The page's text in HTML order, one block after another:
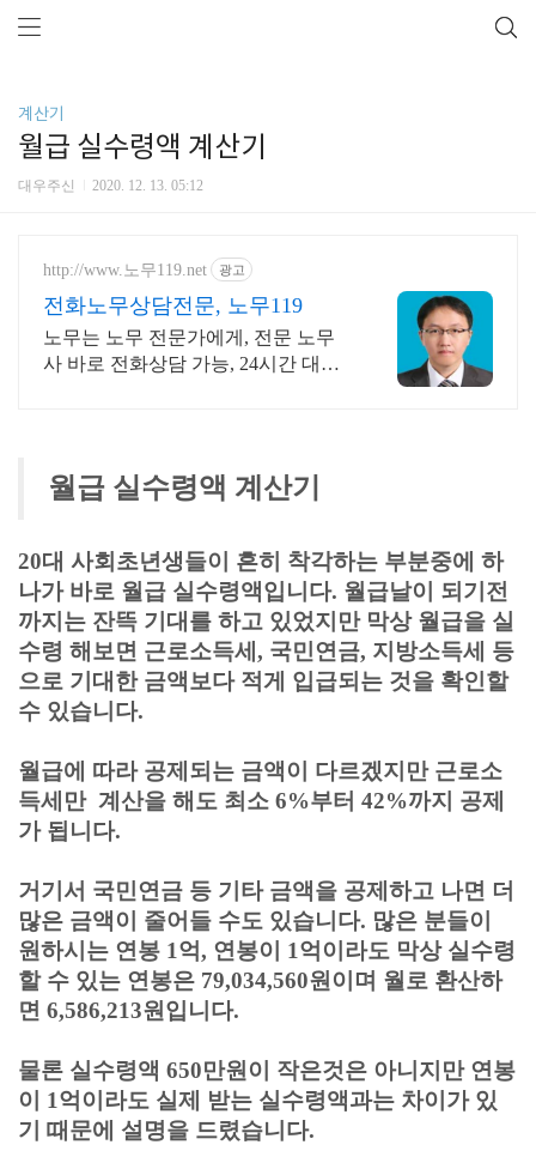
계산기
월급 실수령액 계산기
대우주신 2020. 12. 13. 05:12
http://www.노무119.net 광고
전화노무상담전문, 노무119
노무는 노무 전문가에게, 전문 노무
사 바로 전화상담 가능, 24시간 대기
월급 실수령액 계산기
20대 사회초년생들이 흔히 착각하는 부분중에 하
나가 바로 월급 실수령액입니다. 월급날이 되기전
까지는 잔뜩 기대를 하고 있었지만 막상 월급을 실
수령 해보면 근로소득세, 국민연금, 지방소득세 등
으로 기대한 금액보다 적게 입급되는 것을 확인할
수 있습니다.
월급에 따라 공제되는 금액이 다르겠지만 근로소
득세만 계산을 해도 최소 6%부터 42%까지 공제
가 됩니다.
거기서 국민연금 등 기타 금액을 공제하고 나면 더
많은 금액이 줄어들 수도 있습니다. 많은 분들이
원하시는 연봉 1억, 연봉이 1억이라도 막상 실수령
할 수 있는 연봉은 79,034,560원이며 월로 환산하
면 6,586,213원입니다.
물론 실수령액 650만원이 작은것은 아니지만 연봉
이 1억이라도 실제 받는 실수령액과는 차이가 있
기 때문에 설명을 드렸습니다.